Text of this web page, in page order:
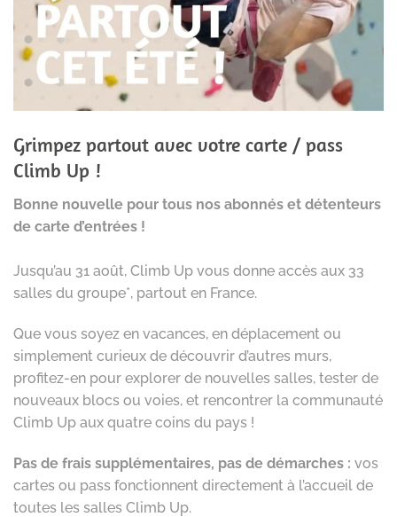
Grimpez partout avec votre carte / pass
Climb Up !
Bonne nouvelle pour tous nos abonnés et détenteurs
de carte d’entrées !
Jusqu’au 31 août, Climb Up vous donne accès aux 33
salles du groupe*, partout en France.
Que vous soyez en vacances, en déplacement ou
simplement curieux de découvrir d’autres murs,
profitez-en pour explorer de nouvelles salles, tester de
nouveaux blocs ou voies, et rencontrer la communauté
Climb Up aux quatre coins du pays !
Pas de frais supplémentaires, pas de démarches : vos
cartes ou pass fonctionnent directement à l’accueil de
toutes les salles Climb Up.